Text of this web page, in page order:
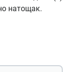
натощак.